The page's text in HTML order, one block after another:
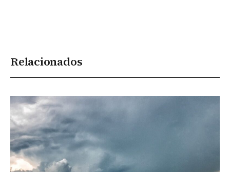
Relacionados